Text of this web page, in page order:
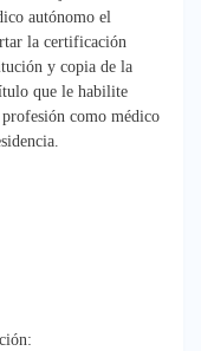
autónomo el
la certificación
y copia de la
que le habilite
como médico